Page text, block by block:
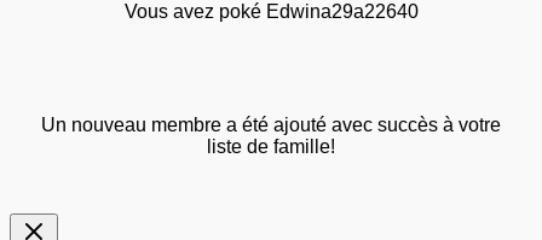
Vous avez poké Edwina29a22640
Un nouveau membre a été ajouté avec succès à votre
liste de famille!